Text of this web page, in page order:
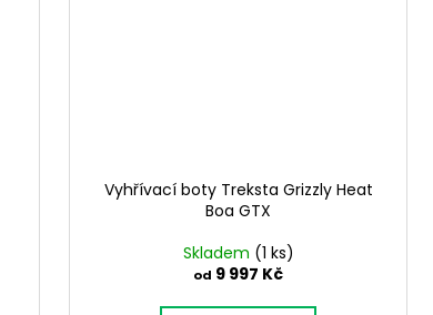
Vyhřívací boty Treksta Grizzly Heat
Boa GTX
Skladem (1 ks)
od 9 997 Kč